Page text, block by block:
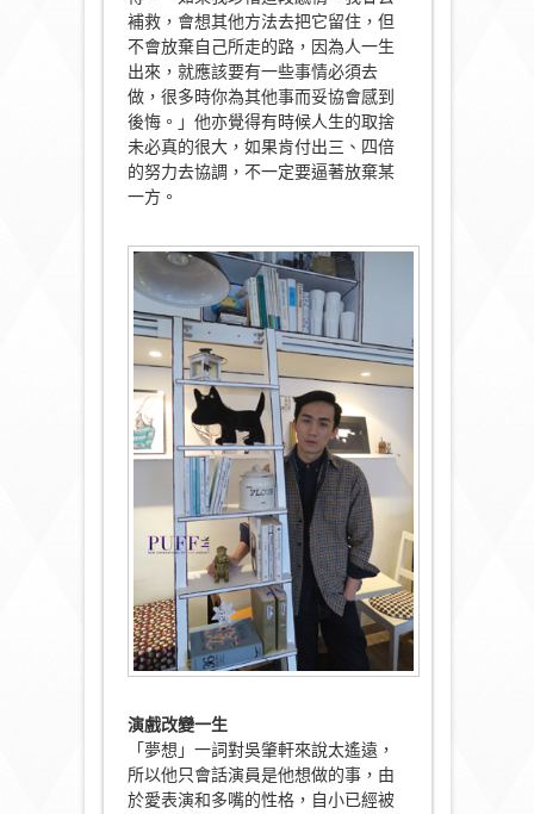
補救，會想其他方法去把它留住，但
不會放棄自己所走的路，因為人一生
出來，就應該要有一些事情必須去
做，很多時你為其他事而妥協會感到
後悔。」他亦覺得有時候人生的取捨
未必真的很大，如果肯付出三、四倍
的努力去協調，不一定要逼著放棄某
一方。
演戲改變一生
「夢想」一詞對吳肇軒來說太遙遠，
所以他只會話演員是他想做的事，由
於愛表演和多嘴的性格，自小已經被